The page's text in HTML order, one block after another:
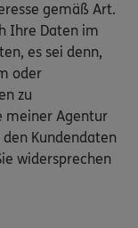
gemäß Art.
Ihre Daten im
es sei denn,
oder
zu
meiner Agentur
Kundendaten
widersprechen